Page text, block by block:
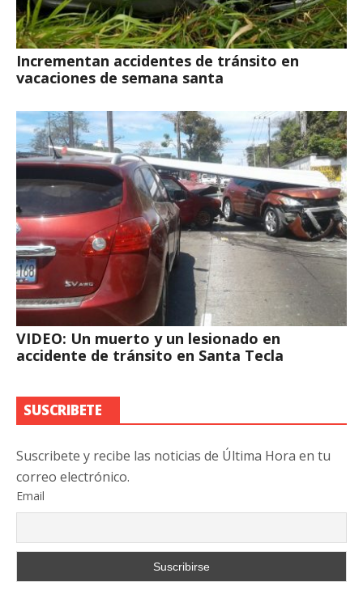
Incrementan accidentes de tránsito en
vacaciones de semana santa
VIDEO: Un muerto y un lesionado en
accidente de tránsito en Santa Tecla
SUSCRIBETE
Suscribete y recibe las noticias de Última Hora en tu
correo electrónico.
Email